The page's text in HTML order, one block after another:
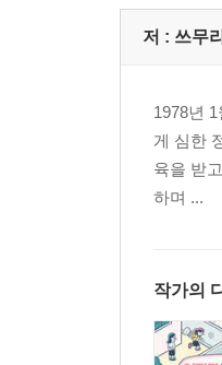
저 : 쓰무
1978년
게 심한
육을 받
하며 ...
작가의